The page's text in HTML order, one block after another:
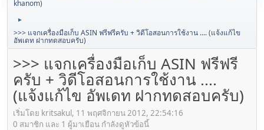
khanom)
►
>>> แจกเครื่องมือเก็บ ASIN ฟรีฟรีครับ + วิดีโอสอนการใช้งาน .... (แจ้งแก้ไข
อัพเดท ฝากทดสอบครับ)
>>> แจกเครื่องมือเก็บ ASIN ฟรีฟรี
ครับ + วิดีโอสอนการใช้งาน ....
(แจ้งแก้ไข อัพเดท ฝากทดสอบครับ)
เริ่มโดย kritsakul, 11 พฤศจิกายน 2012, 22:54:16
0 สมาชิก และ 1 ผู้มาเยือน กำลังดูหัวข้อนี้